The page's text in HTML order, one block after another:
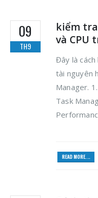
09
TH9
kiểm tra
và CPU
Đây là
tài nguyên
Manager.
Task
READ MORE...